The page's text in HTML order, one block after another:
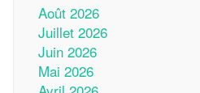
Août 2026
Juillet 2026
Juin 2026
Mai 2026